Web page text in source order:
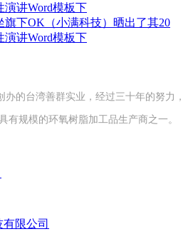
演讲Word模板下
旗下OK（小满科技）晒出了其20
演讲Word模板下
办的台湾善群实业，经过三十年的努力，
有规模的环氧树脂加工品生产商之一。
限公司